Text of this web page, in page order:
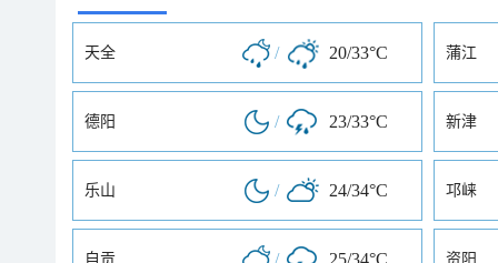
天全 / 20/33°C 蒲江
德阳 / 23/33°C 新津
乐山 / 24/34°C 邛崃
自贡 / 25/34°C 资阳